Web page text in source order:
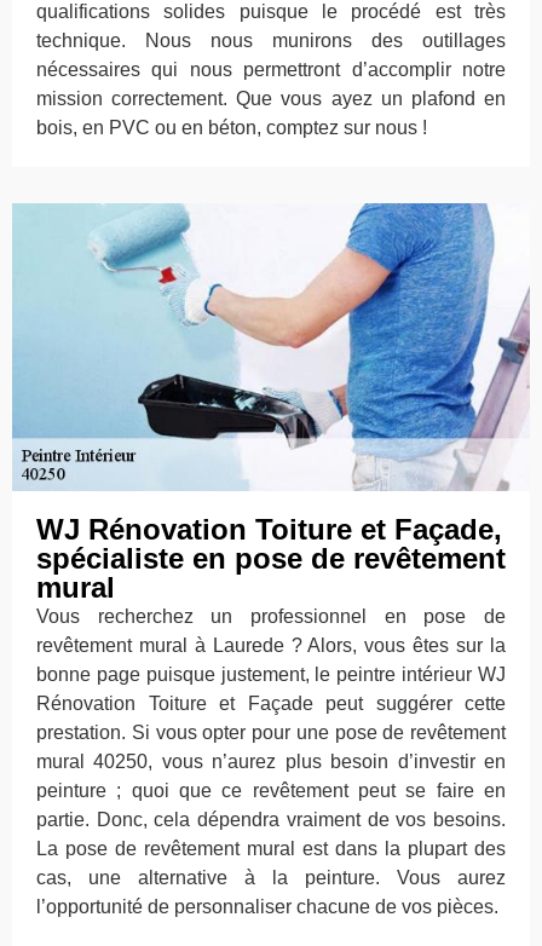
qualifications solides puisque le procédé est très
technique. Nous nous munirons des outillages
nécessaires qui nous permettront d’accomplir notre
mission correctement. Que vous ayez un plafond en
bois, en PVC ou en béton, comptez sur nous !
WJ Rénovation Toiture et Façade,
spécialiste en pose de revêtement
mural
Vous recherchez un professionnel en pose de
revêtement mural à Laurede ? Alors, vous êtes sur la
bonne page puisque justement, le peintre intérieur WJ
Rénovation Toiture et Façade peut suggérer cette
prestation. Si vous opter pour une pose de revêtement
mural 40250, vous n’aurez plus besoin d’investir en
peinture ; quoi que ce revêtement peut se faire en
partie. Donc, cela dépendra vraiment de vos besoins.
La pose de revêtement mural est dans la plupart des
cas, une alternative à la peinture. Vous aurez
l’opportunité de personnaliser chacune de vos pièces.